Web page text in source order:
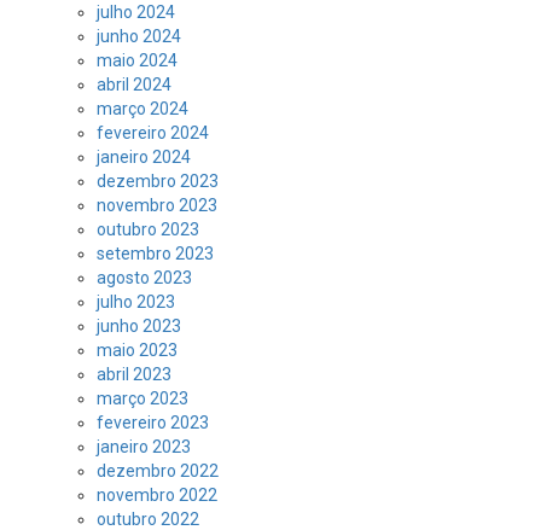
julho 2024
junho 2024
maio 2024
abril 2024
março 2024
fevereiro 2024
janeiro 2024
dezembro 2023
novembro 2023
outubro 2023
setembro 2023
agosto 2023
julho 2023
junho 2023
maio 2023
abril 2023
março 2023
fevereiro 2023
janeiro 2023
dezembro 2022
novembro 2022
outubro 2022